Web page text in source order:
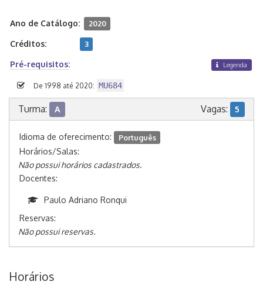
Ano de Catálogo: 2020
Créditos: 3
Pré-requisitos: Legenda
De 1998 até 2020: MU684
Turma: A Vagas: 5
Idioma de oferecimento: Português
Horários/Salas:
Não possui horários cadastrados.
Docentes:
Paulo Adriano Ronqui
Reservas:
Não possui reservas.
Horários